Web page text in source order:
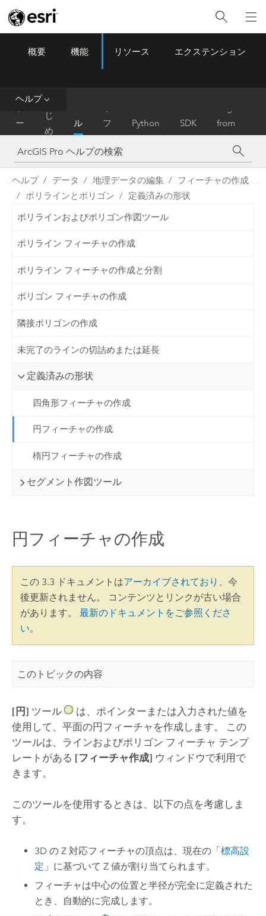
ArcGIS Pro Menu
概要 機能 リソース エクステンション
ヘルプ
ー
ム
は
じ
め
に
ル
プ
フ
ァ
レ
ン
ス
Python SDK
from
ArcMap
ヘルプ データ 地理データの編集
フィーチャの作成
ポリラインとポリゴン
定義済みの形状
ポリラインおよびポリゴン作図ツール
ポリライン フィーチャの作成
ポリライン フィーチャの作成と分割
ポリゴン フィーチャの作成
隣接ポリゴンの作成
未完了のラインの切詰めまたは延長
定義済みの形状
四角形フィーチャの作成
円フィーチャの作成
楕円フィーチャの作成
セグメント作図ツール
円フィーチャの作成
この 3.3 ドキュメントはアーカイブされており 、今
後更新されません。 コンテンツとリンクが古い場合
があります。 最新のドキュメントをご参照くださ
い。
このトピックの内容
[円] ツール
は、ポインターまたは入力された値を
使用して、平面の円フィーチャを作成します。 この
ツールは、ラインおよびポリゴン フィーチャ テンプ
レートがある [フィーチャ作成] ウィンドウで利用で
きます。
このツールを使用するときは、以下の点を考慮しま
す。
3D の Z 対応フィーチャの頂点は、現在の「標高設
定 」に基づいて Z 値が割り当てられます。
フィーチャは中心の位置と半径が完全に定義された
とき、自動的に完成します。